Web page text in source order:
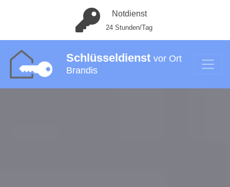
Notdienst
24 Stunden/Tag
Schlüsseldienst vor Ort
Brandis